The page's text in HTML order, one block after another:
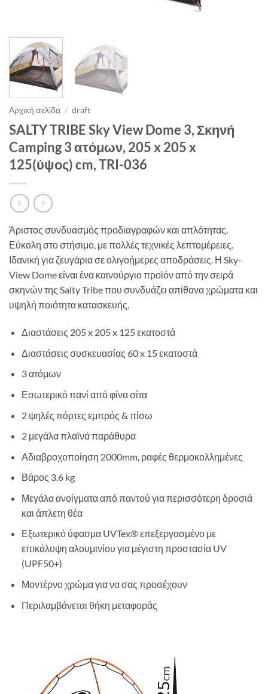
Αρχική σελίδα / draft
SALTY TRIBE Sky View Dome 3, Σκηνή
Camping 3 ατόμων, 205 x 205 x
125(ύψος) cm, TRI-036
Άριστος συνδυασμός προδιαγραφών και απλότητας.
Εύκολη στο στήσιμο, με πολλές τεχνικές λεπτομέρειες.
Ιδανική για ζευγάρια σε ολιγοήμερες αποδράσεις. Η Sky-
View Dome είναι ένα καινούργιο προϊόν από την σειρά
σκηνών της Salty Tribe που συνδυάζει απίθανα χρώματα και
υψηλή ποιότητα κατασκευής.
Διαστάσεις 205 x 205 x 125 εκατοστά
Διαστάσεις συσκευασίας 60 x 15 εκατοστά
3 ατόμων
Εσωτερικό πανί από φίνα σίτα
2 ψηλές πόρτες εμπρός & πίσω
2 μεγάλα πλαϊνά παράθυρα
Αδιαβροχοποίηση 2000mm, ραφές θερμοκολλημένες
Βάρος 3.6 kg
Μεγάλα ανοίγματα από παντού για περισσότερη δροσιά
και άπλετη θέα
Εξωτερικό ύφασμα UVTex® επεξεργασμένο με
επικάλυψη αλουμινίου για μέγιστη προστασία UV
(UPF50+)
Μοντέρνο χρώμα για να σας προσέχουν
Περιλαμβάνεται θήκη μεταφοράς